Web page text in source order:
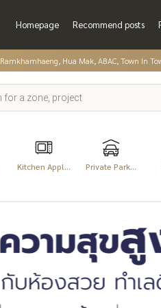
Homepage Recommend posts
Ramkhamhaeng, Hua Mak, ABAC, Town In
Kitchen Appl... Private Park...